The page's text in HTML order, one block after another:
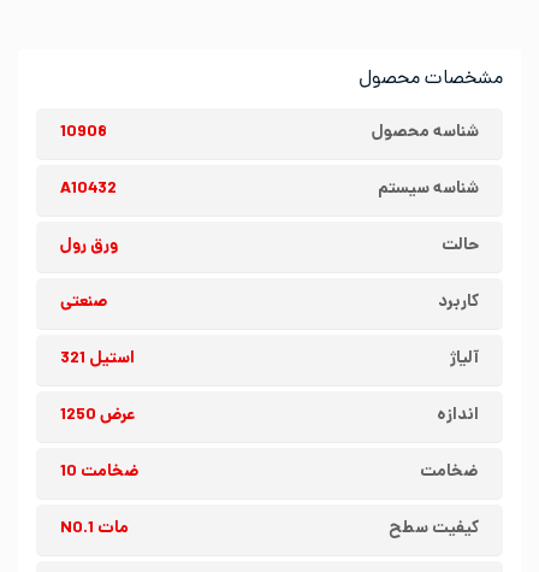
مشخصات محصول
شناسه محصول 10908
شناسه سیستم A10432
حالت ورق رول
کاربرد صنعتی
آلیاژ استیل 321
اندازه عرض 1250
ضخامت ضخامت 10
کیفیت سطح مات NO.1